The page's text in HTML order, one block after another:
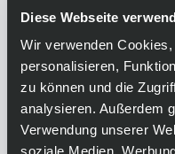
Diese Webseite
Wir verwenden
personalisieren,
zu können und die
analysieren. Außerdem
Verwendung unserer
Freilaufkörper
hochwertige
Equipment
Funktionen :
• 12-fach Kassette